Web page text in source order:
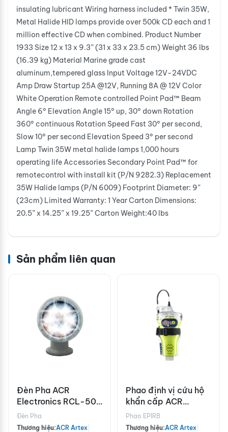
insulating lubricant Wiring harness included * Twin 35W,
Metal Halide HID lamps provide over 500k CD each and 1
million effective CD when combined. Product Number
1933 Size 12 x 13 x 9.3” (31 x 33 x 23.5 cm) Weight 36 lbs
(16.39 kg) Material Marine grade cast
aluminum,tempered glass Input Voltage 12V-24VDC
Amp Draw Startup 25A @12V, Running 8A @ 12V Color
White Operation Remote controlled Point Pad™ Beam
Angle 6° Elevation Angle 15° up, 30° down Rotation
360° continuous Rotation Speed Fast 30° per second,
Slow 10° per second Elevation Speed 3° per second
Lamp Twin 35W metal halide lamps 1,000 hours
operating life Accessories Secondary Point Pad™ for
remotecontrol with install kit (P/N 9282.3) Replacement
35W Halide lamps (P/N 6009) Footprint Diameter: 9”
(23cm) Limited Warranty: 1 Year Carton Dimensions:
20.5” x 14.25” x 19.25” Carton Weight:40 lbs
Sản phẩm liên quan
Đèn Pha ACR
Electronics RCL-50
LED - Màu trắng
Đèn Pha
Thương hiệu:ACR Artex
Phao định vị cứu hộ
khẩn cấp ACR
Electronics
GlobalFIX™ V4 Cat I
Phao EPIRB
Thương hiệu:ACR Artex